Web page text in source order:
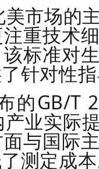
市场的
重技术
标准对
针对性
的GB/T
业实际
与国际
测定成